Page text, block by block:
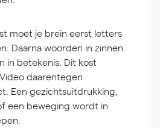
moet je brein eerst letters
Daarna woorden in zinnen.
in betekenis. Dit kost
daarentegen
Een gezichtsuitdrukking,
een beweging wordt in